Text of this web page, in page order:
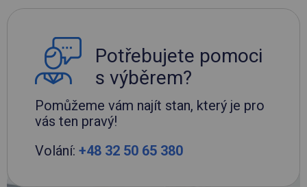
Potřebujete pomoci
s výběrem?
Pomůžeme vám najít stan, který je pro
vás ten pravý!
Volání: +48 32 50 65 380